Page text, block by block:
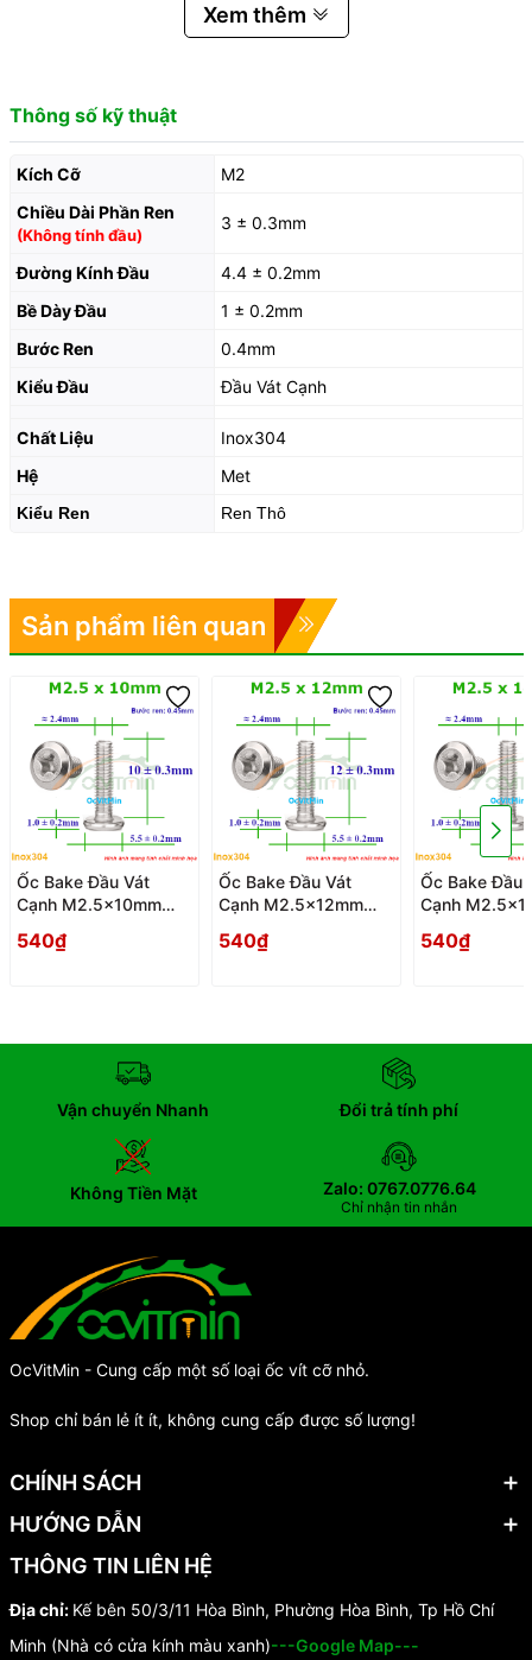
Xem thêm
Thông số kỹ thuật
Kích Cỡ
M2
Chiều Dài Phần Ren
(Không tính đầu)
3 ± 0.3mm
Đường Kính Đầu
4.4 ± 0.2mm
Bề Dày Đầu
1 ± 0.2mm
Bước Ren
0.4mm
Kiểu Đầu
Đầu Vát Cạnh
Chất Liệu
Inox304
Hệ
Met
Kiểu Ren Ren Thô
Sản phẩm liên quan
Ốc Bake Đầu Vát
Cạnh M2.5x10mm
Dau Vat Canh
540₫
Ốc Bake Đầu Vát
Cạnh M2.5x12mm
Dau Vat Canh
540₫
Ốc Bake Đầu
Cạnh
Dau Vat Canh
540₫
Vận chuyển Nhanh Đổi trả tính phí
Không Tiền Mặt Zalo: 0767.0776.64
Chỉ nhận tin nhắn
OcVitMin - Cung cấp một số loại ốc vít cỡ nhỏ.
Shop chỉ bán lẻ ít ít, không cung cấp được số lượng!
CHÍNH SÁCH
HƯỚNG DẪN
THÔNG TIN LIÊN HỆ
Địa chỉ: Kế bên 50/3/11 Hòa Bình, Phường Hòa Bình, Tp Hồ Chí
Minh (Nhà có cửa kính màu xanh)---Google Map---